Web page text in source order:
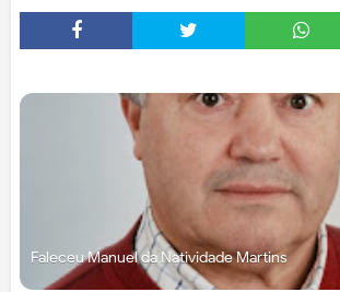
Faleceu Manuel da Natividade Martins